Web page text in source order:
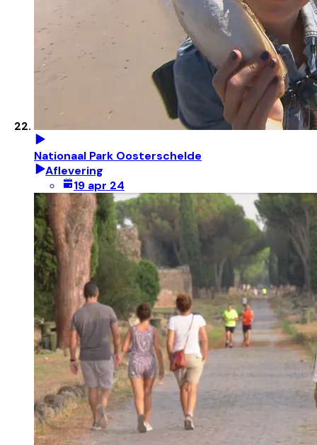
Nationaal Park Oosterschelde
Aflevering
19 apr 24